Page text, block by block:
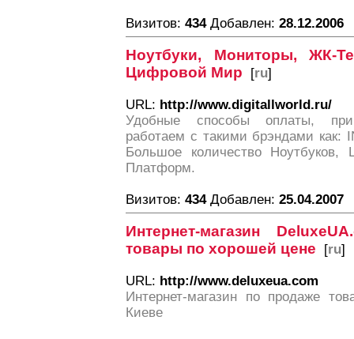
Визитов: 434Добавлен: 28.12.2006
Ноутбуки, Мониторы, ЖК-
Цифровой Мир [ru]
URL: http://www.digitallworld.ru/
Удобные способы оплаты,
работаем с такими брэндами как:
Большое количество Ноутбуков,
Платформ.
Визитов: 434Добавлен: 25.04.2007
Интернет-магазин
товары по хорошей цене [ru]
URL: http://www.deluxeua.com
Интернет-магазин по продаже
Киеве